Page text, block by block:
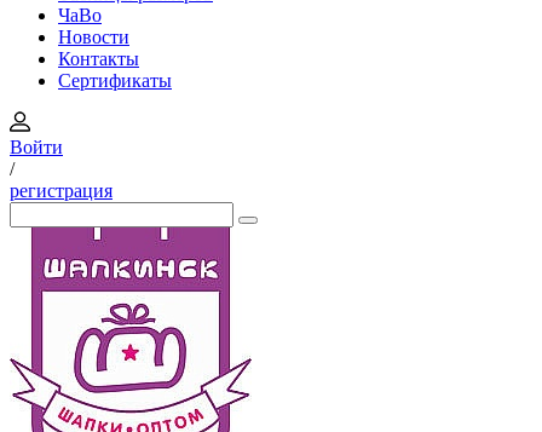
ЧаВо
Новости
Контакты
Сертификаты
Войти
/
регистрация